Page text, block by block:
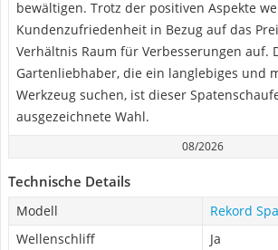
bewältigen. Trotz der positiven Aspekte
Kundenzufriedenheit in Bezug auf das
Verhältnis Raum für Verbesserungen auf.
Gartenliebhaber, die ein langlebiges und
Werkzeug suchen, ist dieser
ausgezeichnete Wahl.
08/2026
Technische Details
Modell
Rekord
Wellenschliff
Ja